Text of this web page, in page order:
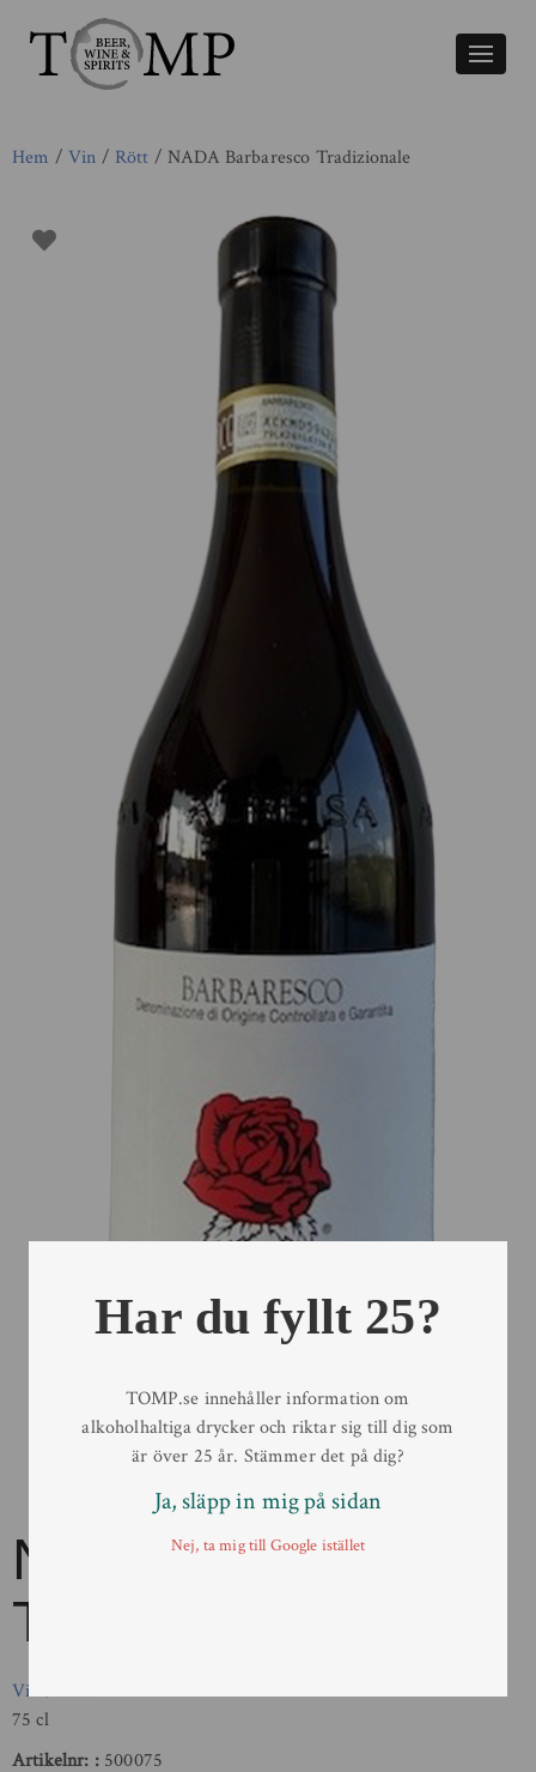
Växla
Hem / Vin / Rött / NADA Barbaresco Tradizionale
NADA Barbaresco
Tradizionale
Vin/Rött
75 cl
Artikelnr:
500075
Har du fyllt 25?
TOMP.se innehåller information om
alkoholhaltiga drycker och riktar sig till dig som
är över 25 år. Stämmer det på dig?
Ja, släpp in mig på sidan
Nej, ta mig till Google istället